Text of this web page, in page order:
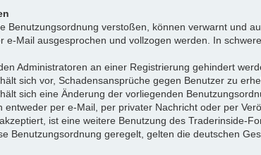
Benutzungsordnung verstoßen, können verwarnt und
e-Mail ausgesprochen und vollzogen werden. In
Administratoren an einer Registrierung gehindert
sich vor, Schadensansprüche gegen Benutzer zu
sich eine Änderung der vorliegenden
entweder per e-Mail, per privater Nachricht oder per
ist eine weitere Benutzung des Traderinside-
Benutzungsordnung geregelt, gelten die deutschen